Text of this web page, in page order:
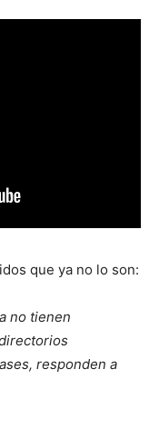
que ya no lo son:
no tienen
responden a